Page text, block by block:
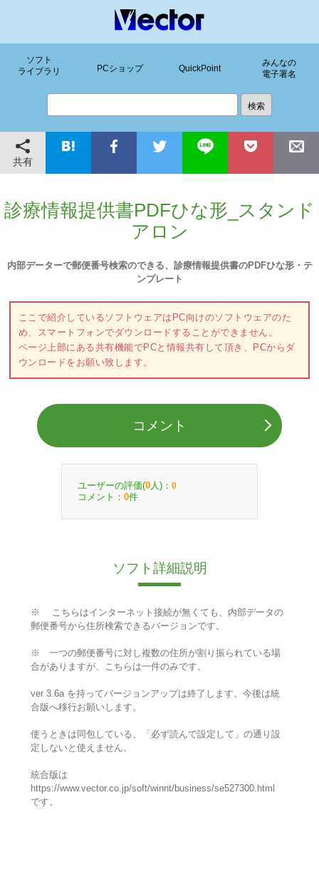
ソフト
ライブラリ
PCショップ QuickPoint
みんなの
電子署名
共有
診療情報提供書PDFひな形_スタンド
アロン
内部データーで郵便番号検索のできる、診療情報提供書のPDFひな形・テ
ンプレート
ここで紹介しているソフトウェアはPC向けのソフトウェアのた
め、スマートフォンでダウンロードすることができません。
ページ上部にある共有機能でPCと情報共有して頂き、PCからダ
ウンロードをお願い致します。
コメント
ユーザーの評価(0 人)： 0
コメント： 0件
ソフト詳細説明
※ こちらはインターネット接続が無くても、内部データの
郵便番号から住所検索できるバージョンです。
※ 一つの郵便番号に対し複数の住所が割り振られている場
合がありますが、こちらは一件のみです。
ver 3.6a を持ってバージョンアップは終了します。今後は統
合版へ移行お願いします。
使うときは同包している、「必ず読んで設定して」の通り設
定しないと使えません。
統合版は
https://www.vector.co.jp/soft/winnt/business/se527300.html
です。